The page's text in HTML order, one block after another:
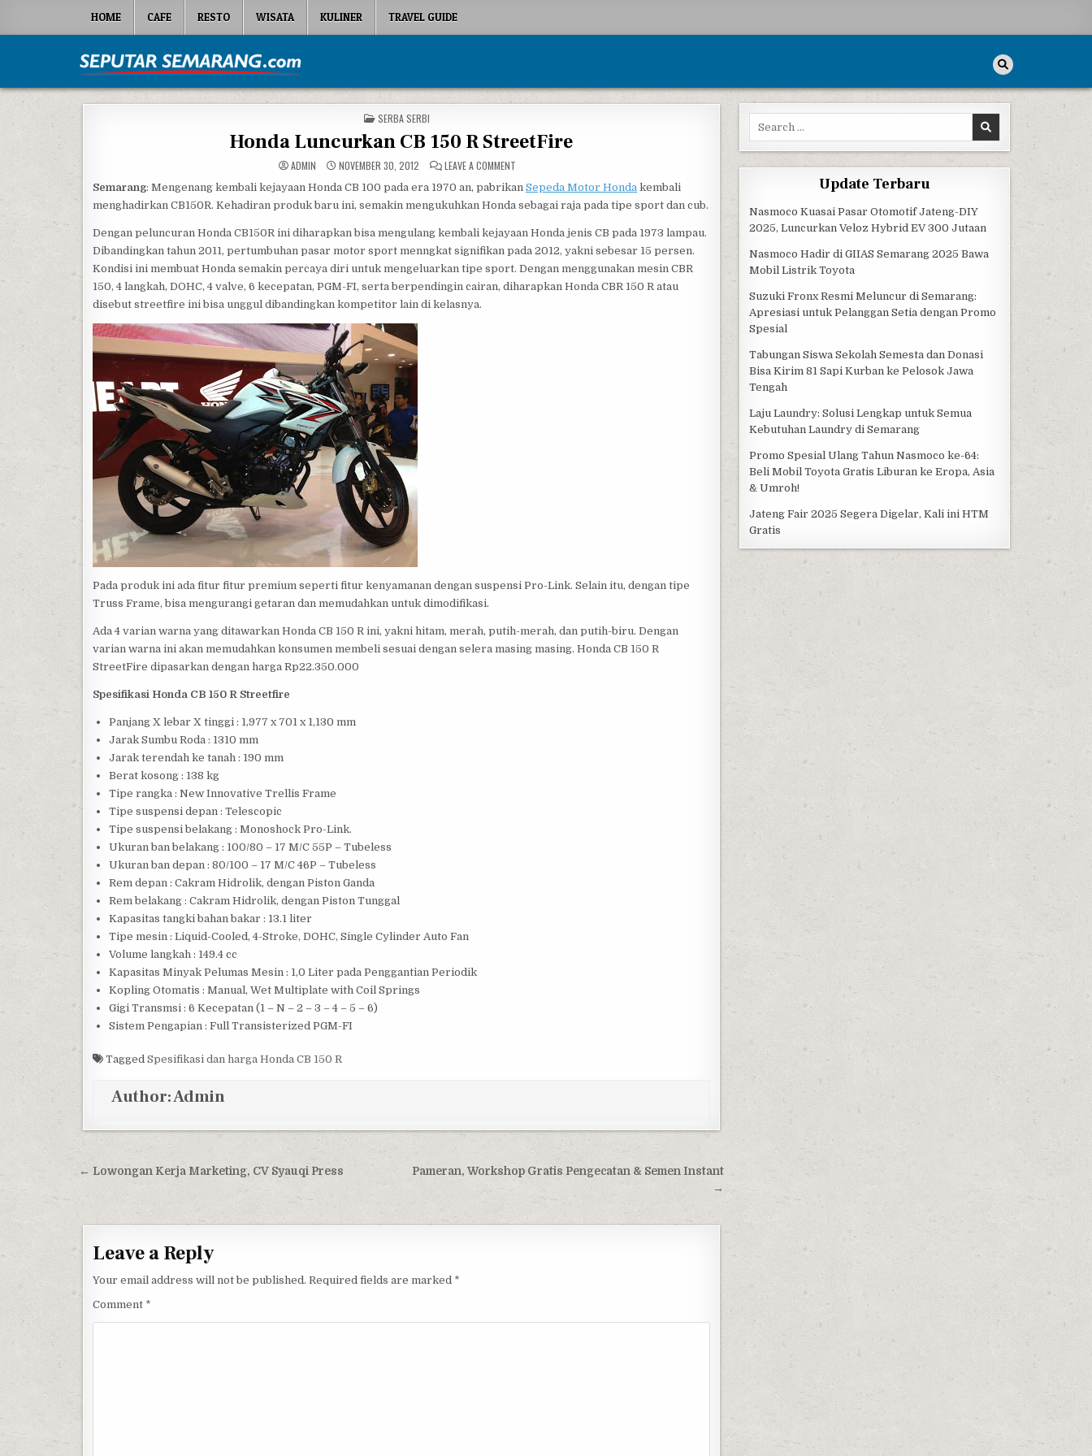
HOME CAFE RESTO WISATA KULINER TRAVEL GUIDE
Seputar Semarang
POSTED IN
SERBA SERBI
Honda Luncurkan CB 150 R StreetFire
ADMIN NOVEMBER 30, 2012 LEAVE A COMMENTON HONDA LUNCURKAN CB 150 R STREETFIRE
Semarang: Mengenang kembali kejayaan Honda CB 100 pada era 1970 an, pabrikan Sepeda Motor Honda kembali
menghadirkan CB150R. Kehadiran produk baru ini, semakin mengukuhkan Honda sebagai raja pada tipe sport dan cub.
Dengan peluncuran Honda CB150R ini diharapkan bisa mengulang kembali kejayaan Honda jenis CB pada 1973 lampau.
Dibandingkan tahun 2011, pertumbuhan pasar motor sport menngkat signifikan pada 2012, yakni sebesar 15 persen.
Kondisi ini membuat Honda semakin percaya diri untuk mengeluarkan tipe sport. Dengan menggunakan mesin CBR
150, 4 langkah, DOHC, 4 valve, 6 kecepatan, PGM-FI, serta berpendingin cairan, diharapkan Honda CBR 150 R atau
disebut streetfire ini bisa unggul dibandingkan kompetitor lain di kelasnya.
Pada produk ini ada fitur fitur premium seperti fitur kenyamanan dengan suspensi Pro-Link. Selain itu, dengan tipe
Truss Frame, bisa mengurangi getaran dan memudahkan untuk dimodifikasi.
Ada 4 varian warna yang ditawarkan Honda CB 150 R ini, yakni hitam, merah, putih-merah, dan putih-biru. Dengan
varian warna ini akan memudahkan konsumen membeli sesuai dengan selera masing masing. Honda CB 150 R
StreetFire dipasarkan dengan harga Rp22.350.000
Spesifikasi Honda CB 150 R Streetfire
Panjang X lebar X tinggi : 1,977 x 701 x 1,130 mm
Jarak Sumbu Roda : 1310 mm
Jarak terendah ke tanah : 190 mm
Berat kosong : 138 kg
Tipe rangka : New Innovative Trellis Frame
Tipe suspensi depan : Telescopic
Tipe suspensi belakang : Monoshock Pro-Link.
Ukuran ban belakang : 100/80 – 17 M/C 55P – Tubeless
Ukuran ban depan : 80/100 – 17 M/C 46P – Tubeless
Rem depan : Cakram Hidrolik, dengan Piston Ganda
Rem belakang : Cakram Hidrolik, dengan Piston Tunggal
Kapasitas tangki bahan bakar : 13.1 liter
Tipe mesin : Liquid-Cooled, 4-Stroke, DOHC, Single Cylinder Auto Fan
Volume langkah : 149.4 cc
Kapasitas Minyak Pelumas Mesin : 1,0 Liter pada Penggantian Periodik
Kopling Otomatis : Manual, Wet Multiplate with Coil Springs
Gigi Transmsi : 6 Kecepatan (1 – N – 2 – 3 – 4 – 5 – 6)
Sistem Pengapian : Full Transisterized PGM-FI
Tagged Spesifikasi dan harga Honda CB 150 R
Author:Admin
Post navigation
Pameran, Workshop Gratis Pengecatan & Semen Instant
→
← Lowongan Kerja Marketing, CV Syauqi Press
Leave a Reply
Your email address will not be published. Required fields are marked *
Comment *
Search for:
Update Terbaru
Nasmoco Kuasai Pasar Otomotif Jateng-DIY
2025, Luncurkan Veloz Hybrid EV 300 Jutaan
Nasmoco Hadir di GIIAS Semarang 2025 Bawa
Mobil Listrik Toyota
Suzuki Fronx Resmi Meluncur di Semarang:
Apresiasi untuk Pelanggan Setia dengan Promo
Spesial
Tabungan Siswa Sekolah Semesta dan Donasi
Bisa Kirim 81 Sapi Kurban ke Pelosok Jawa
Tengah
Laju Laundry: Solusi Lengkap untuk Semua
Kebutuhan Laundry di Semarang
Promo Spesial Ulang Tahun Nasmoco ke-64:
Beli Mobil Toyota Gratis Liburan ke Eropa, Asia
& Umroh!
Jateng Fair 2025 Segera Digelar, Kali ini HTM
Gratis